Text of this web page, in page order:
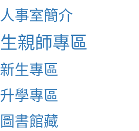
人事室簡介
生親師專區
新生專區
升學專區
圖書館藏